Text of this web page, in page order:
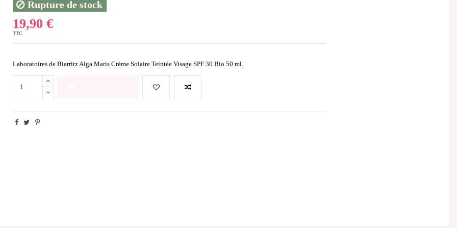
Rupture de stock
19,90 €
TTC
Laboratoires de Biarritz Alga Maris Crème Solaire Teintée Visage SPF 30 Bio 50 ml.